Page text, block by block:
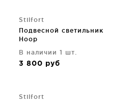
Stilfort
Подвесной светильник
Hoop
В наличии 1 шт.
3 800 руб
Stilfort